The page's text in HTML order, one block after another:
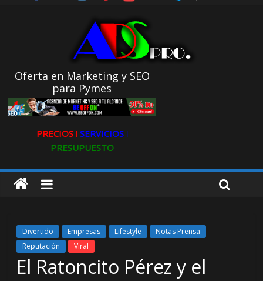
Oferta en Marketing y SEO
para Pymes
PRECIOS ǀ SERVICIOS ǀ
PRESUPUESTO
Divertido Empresas Lifestyle
Notas Prensa
Reputación
Viral
El Ratoncito Pérez y el